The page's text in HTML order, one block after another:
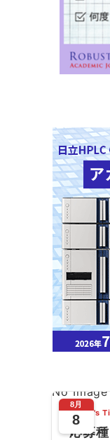
No Image
8月
8
Today's
応募